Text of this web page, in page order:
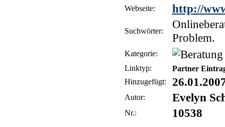
Webseite: http://
Suchwörter:
Problem.
Kategorie:
Linktyp:
Partner
Hinzugefügt:
Autor: Evelyn
Nr.: 10538